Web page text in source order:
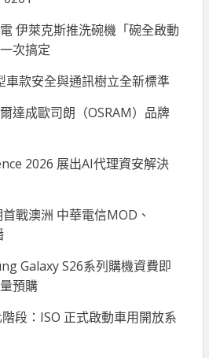
伊萊克斯推洗碗機「碗全啟動
次搞定
車款安全與通訊樹立全新標準
達成歐司朗（OSRAM）品牌
2026 展出AI代理資安解決
戰澳洲 中華電信MOD、
Galaxy S26系列購機資費即
預購
段：ISO 正式啟動車用開放系